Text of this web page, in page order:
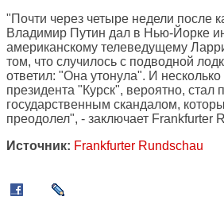
"Почти через четыре недели после
Владимир Путин дал в Нью-Йорке
американскому телеведущему
том, что случилось с подводной
ответил: "Она утонула". И
президента "Курск", вероятно,
государственным скандалом,
преодолел", - заключает Frankfurter
Источник: Frankfurter Rundschau